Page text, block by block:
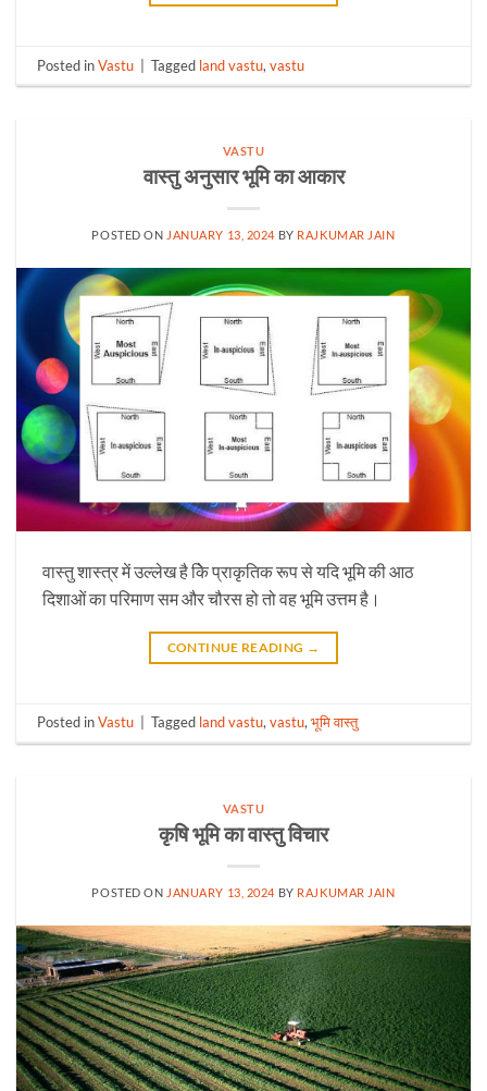
Posted inVastu Tagged land vastu,vastu
VASTU
वास्तु अनुसार भूमि का आकार
POSTED ON JANUARY 13, 2024 BY RAJKUMAR JAIN
वास्तु शास्त्र में उल्लेख है केि प्राकृतिक रूप से यदि भूमि की आठ
दिशाओं का परिमाण सम और चौरस हो तो वह भूमि उत्तम है।
CONTINUE READING →
Posted inVastu Tagged land vastu,vastu,भूमि वास्तु
VASTU
कृषि भूमि का वास्तु विचार
POSTED ON JANUARY 13, 2024 BY RAJKUMAR JAIN